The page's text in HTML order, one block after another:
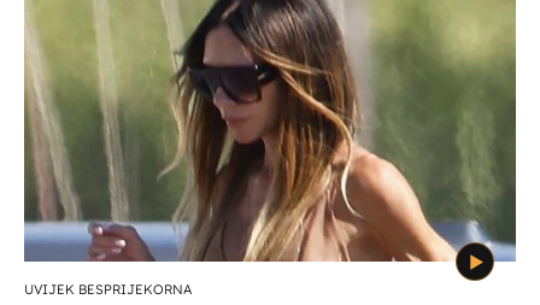
UVIJEK BESPRIJEKORNA